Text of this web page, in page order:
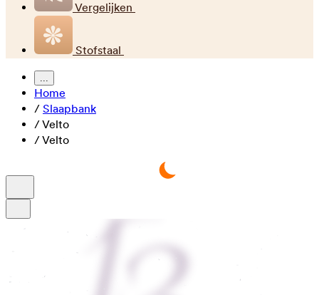
Vergelijken
Stofstaal
...
Home
/ Slaapbank
/Velto
/Velto